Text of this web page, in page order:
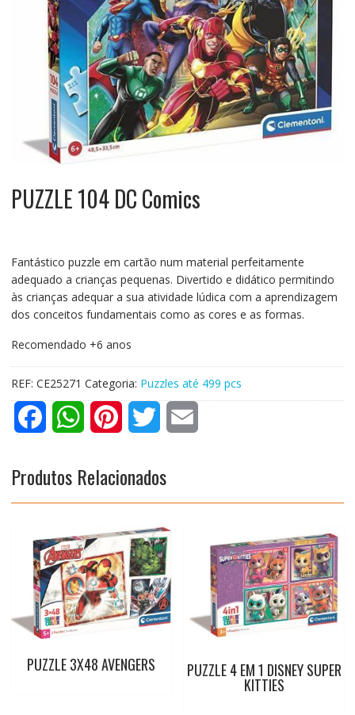
PUZZLE 104 DC Comics
Fantástico puzzle em cartão num material perfeitamente
adequado a crianças pequenas. Divertido e didático permitindo
às crianças adequar a sua atividade lúdica com a aprendizagem
dos conceitos fundamentais como as cores e as formas.
Recomendado +6 anos
REF: CE25271 Categoria: Puzzles até 499 pcs
c
b
o
o
k
W
a
s
A
p
n
r
e
t
i
t
e
r
Produtos Relacionados
PUZZLE 3X48 AVENGERS PUZZLE 4 EM 1 DISNEY SUPER
KITTIES